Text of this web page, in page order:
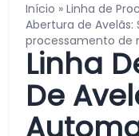
Início » Linha de
Abertura de
processamento de
Linha
De